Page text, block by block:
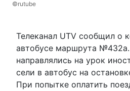
©rutube
Телеканал UTV сообщил о
автобусе маршрута
направлялись на урок
сели в автобус на
При попытке оплатить